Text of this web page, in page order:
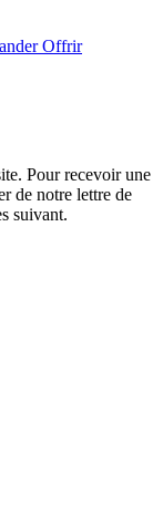
Offrir
Pour recevoir une
de notre lettre de
suivant.